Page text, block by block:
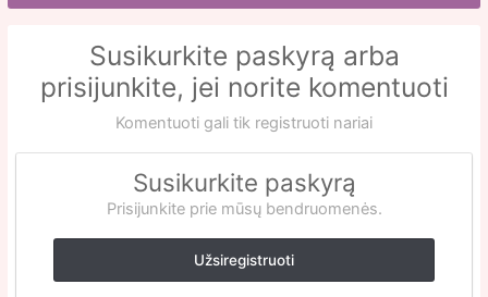
Susikurkite paskyrą arba
prisijunkite, jei norite komentuoti
Komentuoti gali tik registruoti nariai
Susikurkite paskyrą
Prisijunkite prie mūsų bendruomenės.
Užsiregistruoti